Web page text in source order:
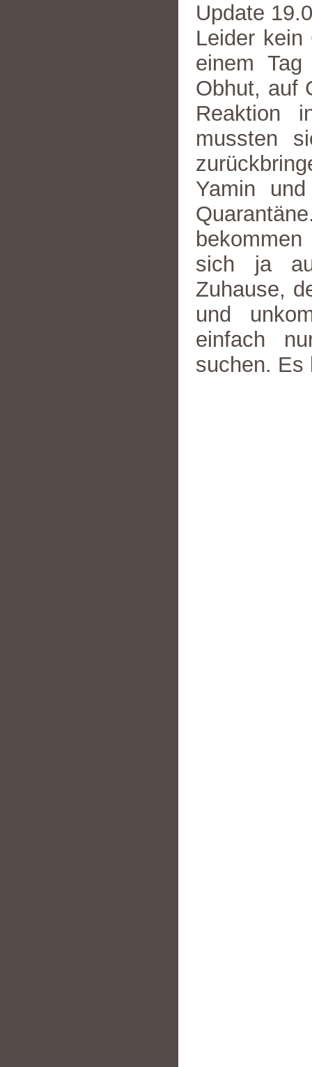
Update
Leider
einem
Obhut, auf
Reaktion
mussten
Yamin
sich ja
Zuhause,
und
einfach
suchen. Es